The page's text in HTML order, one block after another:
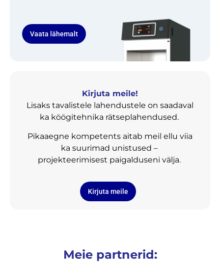
Vaata lähemalt
Kirjuta meile!
Lisaks tavalistele lahendustele on saadaval
ka köögitehnika rätseplahendused.
Pikaaegne kompetents aitab meil ellu viia
ka suurimad unistused –
projekteerimisest paigalduseni välja.
Kirjuta meile
Meie partnerid: